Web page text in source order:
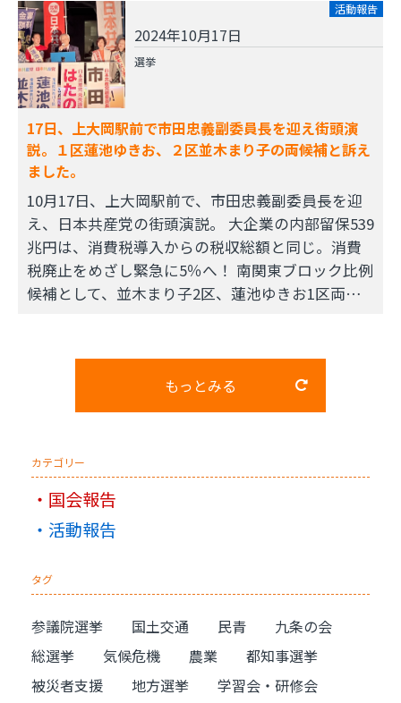
活動報告
2024年10月17日
選挙
17日、上大岡駅前で市田忠義副委員長を迎え街頭演
説。１区蓮池ゆきお、２区並木まり子の両候補と訴え
ました。
10月17日、上大岡駅前で、市田忠義副委員長を迎
え、日本共産党の街頭演説。 大企業の内部留保539
兆円は、消費税導入からの税収総額と同じ。消費
税廃止をめざし緊急に5％へ！ 南関東ブロック比例
候補として、並木まり子2区、蓮池ゆきお1区両…
もっとみる
カテゴリー
国会報告
活動報告
タグ
参議院選挙 国土交通 民青
九条の会
総選挙
気候危機 農業
都知事選挙
被災者支援
地方選挙
学習会・研修会